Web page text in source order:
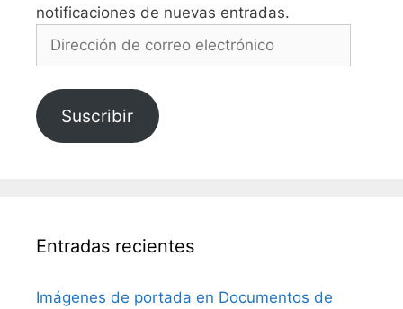
notificaciones de nuevas entradas.
de
electrónico
Suscribir
Entradas recientes
Imágenes de portada en Documentos de